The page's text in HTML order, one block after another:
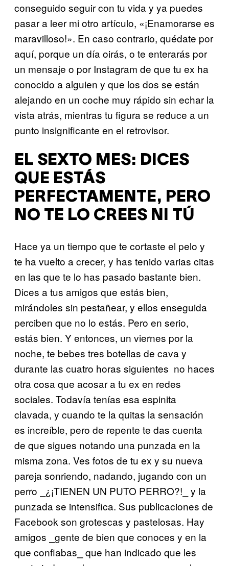
conseguido seguir con tu vida y ya puedes
pasar a leer mi otro artículo, «¡Enamorarse es
maravilloso!». En caso contrario, quédate por
aquí, porque un día oirás, o te enterarás por
un mensaje o por Instagram de que tu ex ha
conocido a alguien y que los dos se están
alejando en un coche muy rápido sin echar la
vista atrás, mientras tu figura se reduce a un
punto insignificante en el retrovisor.
EL SEXTO MES: DICES
QUE ESTÁS
PERFECTAMENTE, PERO
NO TE LO CREES NI TÚ
Hace ya un tiempo que te cortaste el pelo y
te ha vuelto a crecer, y has tenido varias citas
en las que te lo has pasado bastante bien.
Dices a tus amigos que estás bien,
mirándoles sin pestañear, y ellos enseguida
perciben que no lo estás. Pero en serio,
estás bien. Y entonces, un viernes por la
noche, te bebes tres botellas de cava y
durante las cuatro horas siguientes no haces
otra cosa que acosar a tu ex en redes
sociales. Todavía tenías esa espinita
clavada, y cuando te la quitas la sensación
es increíble, pero de repente te das cuenta
de que sigues notando una punzada en la
misma zona. Ves fotos de tu ex y su nueva
pareja sonriendo, nadando, jugando con un
perro ⎯¿¡TIENEN UN PUTO PERRO?!⎯ y la
punzada se intensifica. Sus publicaciones de
Facebook son grotescas y pastelosas. Hay
amigos ⎯gente de bien que conoces y en la
que confiabas⎯ que han indicado que les